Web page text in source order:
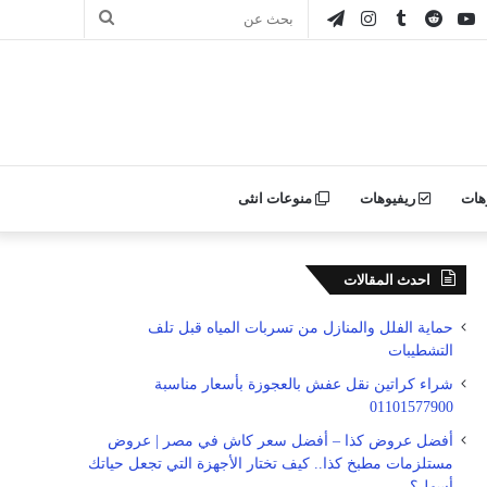
بحث تيلقرامانستقرام يوتيوب
ريفيوهات منوعات انثى
احدث المقالات
حماية الفلل والمنازل من تسربات المياه قبل تلف
التشطيبات
شراء كراتين نقل عفش بالعجوزة بأسعار مناسبة
01101577900
أفضل عروض كذا – أفضل سعر كاش في مصر | عروض
مستلزمات مطبخ كذا.. كيف تختار الأجهزة التي تجعل حياتك